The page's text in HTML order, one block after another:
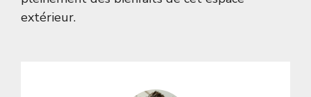
extérieur.